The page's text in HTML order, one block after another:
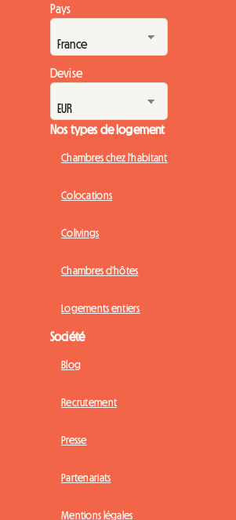
Pays
Devise
Nos types de logement
Chambres chez l'habitant
Colocations
Colivings
Chambres d'hôtes
Logements entiers
Société
Blog
Recrutement
Presse
Partenariats
Mentions légales